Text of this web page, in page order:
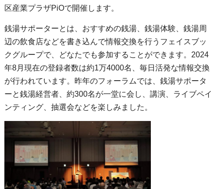
区産業プラザPiOで開催します。
銭湯サポーターとは、おすすめの銭湯、銭湯体験、銭湯周
辺の飲食店などを書き込んで情報交換を行うフェイスブッ
クグループで、どなたでも参加することができます。2024
年8月現在の登録者数は約1万4000名、毎日活発な情報交換
が行われています。昨年のフォーラムでは、銭湯サポータ
ーと銭湯経営者、約300名が一堂に会し、講演、ライブペイ
ンティング、抽選会などを楽しみました。